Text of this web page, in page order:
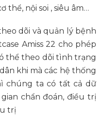
thể, nội soi , siêu âm…
dõi và quản lý bệnh
Amiss 22 cho phép
thể theo dõi tình trạng
khi mà các hệ thống
chúng ta có tất cả dữ
chẩn đoán, điều trị
trị